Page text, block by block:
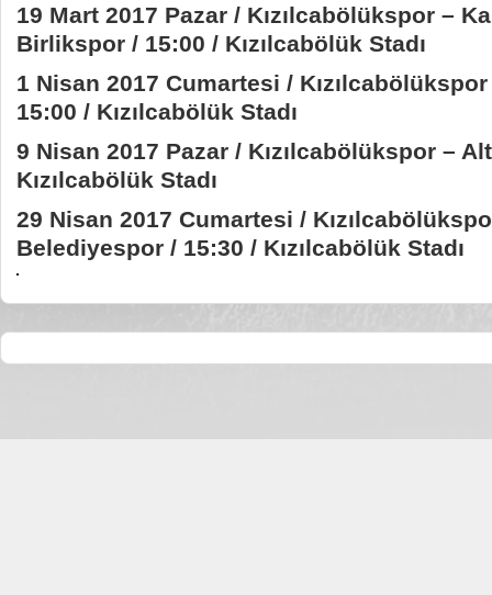
19 Mart 2017 Pazar / Kızılcabölükspor –
Birlikspor / 15:00 / Kızılcabölük Stadı
1 Nisan 2017 Cumartesi /
15:00 / Kızılcabölük Stadı
9 Nisan 2017 Pazar / Kızılcabölükspor –
Kızılcabölük Stadı
29 Nisan 2017 Cumartesi /
Belediyespor / 15:30 / Kızılcabölük Stadı